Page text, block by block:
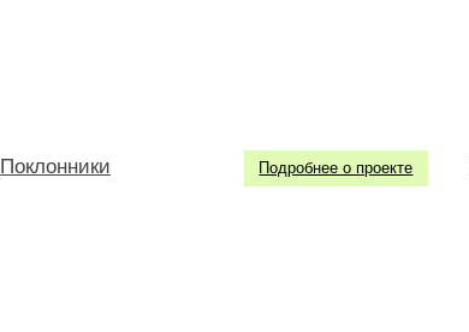
Подробнее о проекте
Поклонники